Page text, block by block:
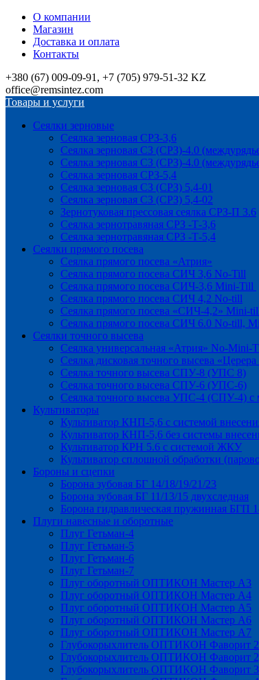
О компании
Магазин
Доставка и оплата
Контакты
+380 (67) 009-09-91, +7 (705) 979-51-32 KZ
office@remsintez.com
Товары и услуги
Сеялки зерновые
Сеялка зерновая СРЗ-3,6
Сеялка зерновая СЗ (СРЗ)-4.0
Сеялка зерновая СЗ (СРЗ)-4.0
Сеялка зерновая СРЗ-5,4
Сеялка зерновая СЗ (СРЗ) 5,4-01
Сеялка зерновая СЗ (СРЗ) 5,4-02
Зернотуковая прессовая сеялка СРЗ-П 3.6
Сеялка зернотравяная СРЗ -Т-3,6
Сеялка зернотравяная СРЗ -Т-5,4
Сеялки прямого посева
Сеялка прямого посева «Атрия»
Сеялка прямого посева СИЧ 3,6 No-Till
Сеялка прямого посева СИЧ-3,6 Mini-Till
Сеялка прямого посева СИЧ 4,2 No-till
Сеялка прямого посева «СИЧ-4,2» Mini-
Сеялка прямого посева СИЧ 6.0 No-till,
Сеялки точного высева
Сеялка универсальная «Атрия» No-Mini-
Сеялка дисковая точного высева «Церера
Сеялка точного высева СПУ-8 (УПС 8)
Сеялка точного высева СПУ-6 (УПС-6)
Сеялка точного высева УПС-4 (СПУ-4)
Культиваторы
Культиватор КНП-5,6 с системой
Культиватор КНП-5,6 без системы
Культиватор КРН 5.6 с системой ЖКУ
Культиватор сплошной обработки
Бороны и сцепки
Борона зубовая БГ 14/18/19/21/23
Борона зубовая БГ 11/13/15 двухследная
Борона гидравлическая пружинная БГП
Плуги навесные и оборотные
Плуг Гетьман-4
Плуг Гетьман-5
Плуг Гетьман-6
Плуг Гетьман-7
Плуг оборотный ОПТИКОН Мастер А3
Плуг оборотный ОПТИКОН Мастер А4
Плуг оборотный ОПТИКОН Мастер А5
Плуг оборотный ОПТИКОН Мастер А6
Плуг оборотный ОПТИКОН Мастер А7
Глубокорыхлитель ОПТИКОН Фаворит 2
Глубокорыхлитель ОПТИКОН Фаворит
Глубокорыхлитель ОПТИКОН Фаворит 3